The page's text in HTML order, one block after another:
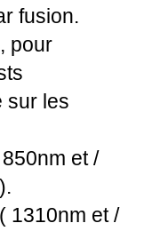
fusion.
pour
sur les
et /
1310nm et /